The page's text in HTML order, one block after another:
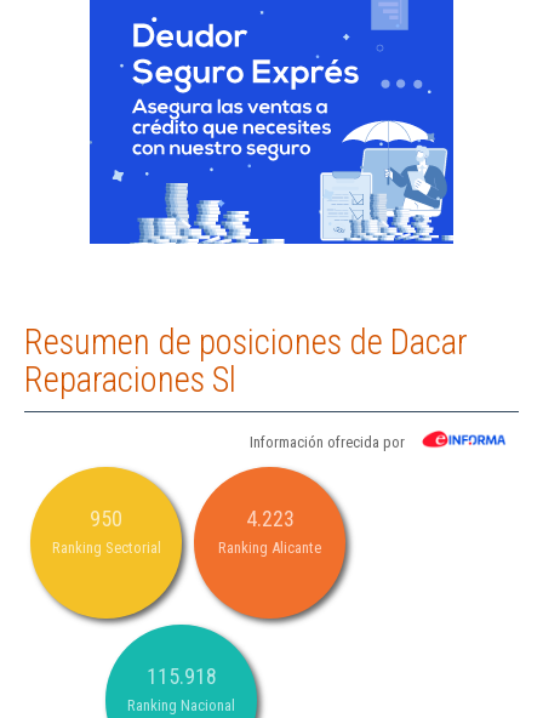
Resumen de posiciones de Dacar
Reparaciones Sl
Información ofrecida por
950
Ranking Sectorial
4.223
Ranking Alicante
115.918
Ranking Nacional